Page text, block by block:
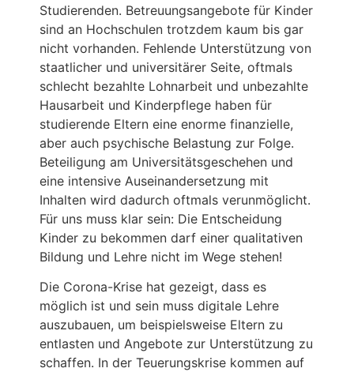
Studierenden. Betreuungsangebote für Kinder
sind an Hochschulen trotzdem kaum bis gar
nicht vorhanden. Fehlende Unterstützung von
staatlicher und universitärer Seite, oftmals
schlecht bezahlte Lohnarbeit und unbezahlte
Hausarbeit und Kinderpflege haben für
studierende Eltern eine enorme finanzielle,
aber auch psychische Belastung zur Folge.
Beteiligung am Universitätsgeschehen und
eine intensive Auseinandersetzung mit
Inhalten wird dadurch oftmals verunmöglicht.
Für uns muss klar sein: Die Entscheidung
Kinder zu bekommen darf einer qualitativen
Bildung und Lehre nicht im Wege stehen!
Die Corona-Krise hat gezeigt, dass es
möglich ist und sein muss digitale Lehre
auszubauen, um beispielsweise Eltern zu
entlasten und Angebote zur Unterstützung zu
schaffen. In der Teuerungskrise kommen auf